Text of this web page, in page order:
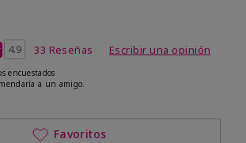
de 4,9 de 5
4.9 33 Reseñas Escribir una opinión
encuestados
a un amigo.
Favoritos